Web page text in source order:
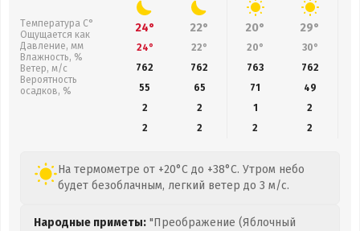
Температура С°
Ощущается как
Давление, мм
Влажность, %
Ветер, м/с
Вероятность
осадков, %
24° 22° 20° 29°
24° 22° 20° 30°
762
762 763 762
55
65 71 49
2
2 1
2
2
2 2 2
На термометре от +20°C до +38°C. Утром небо
будет безоблачным, легкий ветер до 3 м/с.
Народные приметы: "Преображение (Яблочный